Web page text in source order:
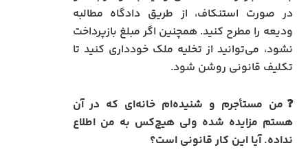
در صورت استنکاف، از طریق دادگاه مطالبه
ودیعه را مطرح کنید. همچنین اگر مبلغ بازپرداخت
نشود، می‌توانید از تخلیه ملک خودداری کنید تا
تکلیف قانونی روشن شود.
❓من مستأجرم و شنیده‌ام خانه‌ای که در آن
هستم مزایده شده ولی هیچ‌کس به من اطلاع
نداده. آیا این کار قانونی است؟